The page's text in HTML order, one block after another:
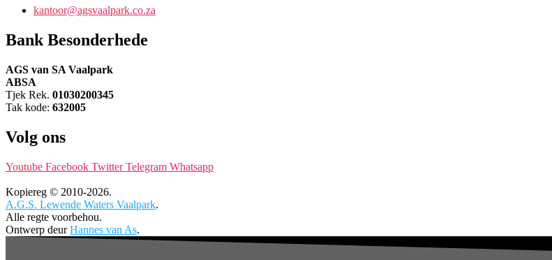
kantoor@agsvaalpark.co.za
Bank Besonderhede
AGS van SA Vaalpark
ABSA
Tjek Rek. 01030200345
Tak kode: 632005
Volg ons
Youtube Facebook Twitter Telegram Whatsapp
Kopiereg © 2010-2026.
A.G.S. Lewende Waters Vaalpark.
Alle regte voorbehou.
Ontwerp deurHannes van As.